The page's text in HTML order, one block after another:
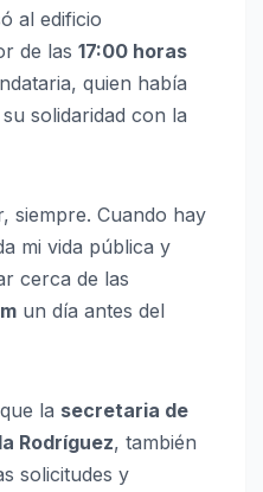
al edificio
de las 17:00 horas
quien había
solidaridad con la
siempre. Cuando hay
mi vida pública y
cerca de las
un día antes del
la secretaria de
Rodríguez, también
solicitudes y